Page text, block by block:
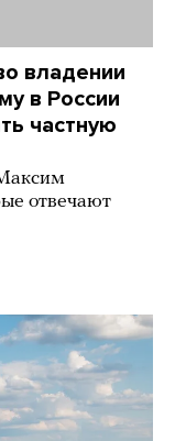
владении
в России
частную
отвечают